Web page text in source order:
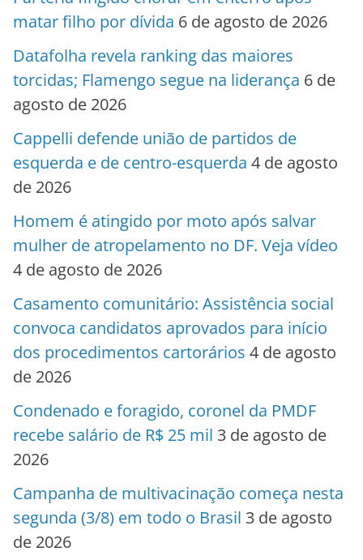
matar filho por dívida 6 de agosto de 2026
Datafolha revela ranking das maiores
torcidas; Flamengo segue na liderança 6 de
agosto de 2026
Cappelli defende união de partidos de
esquerda e de centro-esquerda 4 de agosto
de 2026
Homem é atingido por moto após salvar
mulher de atropelamento no DF. Veja vídeo
4 de agosto de 2026
Casamento comunitário: Assistência social
convoca candidatos aprovados para início
dos procedimentos cartorários 4 de agosto
de 2026
Condenado e foragido, coronel da PMDF
recebe salário de R$ 25 mil 3 de agosto de
2026
Campanha de multivacinação começa nesta
segunda (3/8) em todo o Brasil 3 de agosto
de 2026